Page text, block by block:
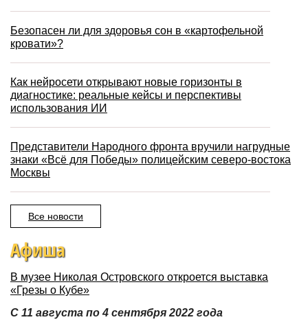
Безопасен ли для здоровья сон в «картофельной
кровати»?
Как нейросети открывают новые горизонты в
диагностике: реальные кейсы и перспективы
использования ИИ
Представители Народного фронта вручили нагрудные
знаки «Всё для Победы» полицейским северо-востока
Москвы
Все новости
Афиша
В музее Николая Островского откроется выставка
«Грезы о Кубе»
С 11 августа по 4 сентября 2022 года